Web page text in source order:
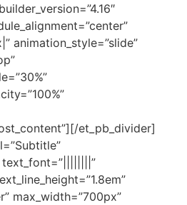
animation_style=”slide”
et_pb_divider]
text_font=”||||||||”
max_width=”700px”